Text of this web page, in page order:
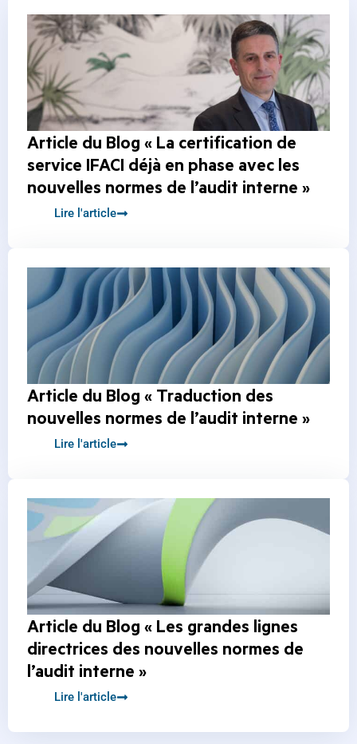
Article du Blog « La certification de
service IFACI déjà en phase avec les
nouvelles normes de l’audit interne »
Lire l'article
Article du Blog « Traduction des
nouvelles normes de l’audit interne »
Lire l'article
Article du Blog « Les grandes lignes
directrices des nouvelles normes de
l’audit interne »
Lire l'article